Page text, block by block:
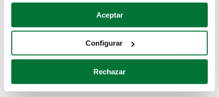
Si lo permite, también quisiéramos:
Recopilar información sobre su ubicación geográfica
Identificar su dispositivo analizándolo activamente
para buscar características específicas (huellas
Obtenga más información sobre cómo se procesan sus
Aceptar
Configurar
Rechazar
Coches de segunda mano
Coches de km0